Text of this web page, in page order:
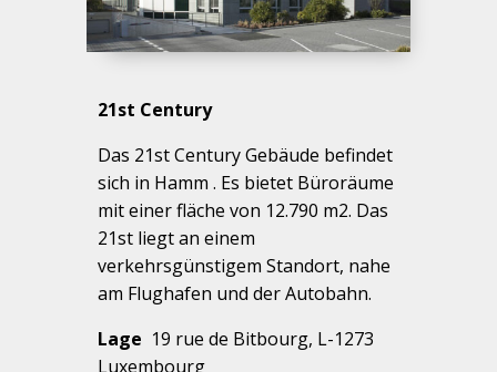
21st Century
Das 21st Century Gebäude befindet
sich in Hamm . Es bietet Büroräume
mit einer fläche von 12.790 m2. Das
21st liegt an einem
verkehrsgünstigem Standort, nahe
am Flughafen und der Autobahn.
Lage 19 rue de Bitbourg, L-1273
Luxembourg